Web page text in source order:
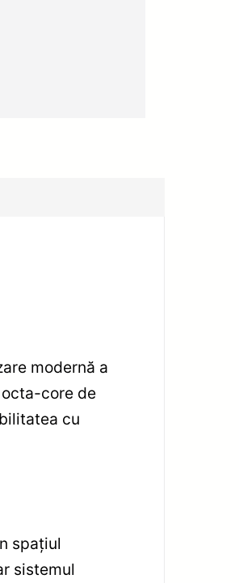
modernă a
octa-core de
cu
spațiul
sistemul